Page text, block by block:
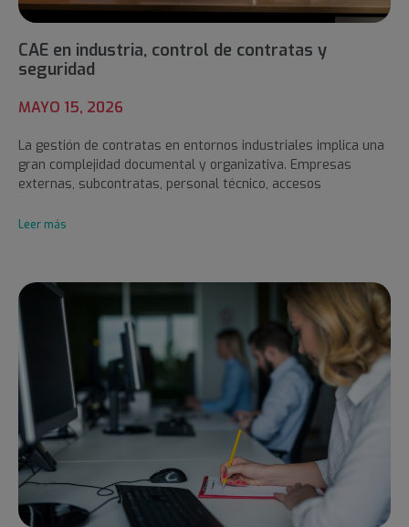
CAE en industria, control de contratas y
seguridad
MAYO 15, 2026
La gestión de contratas en entornos industriales implica una
gran complejidad documental y organizativa. Empresas
externas, subcontratas, personal técnico, accesos
Leer más